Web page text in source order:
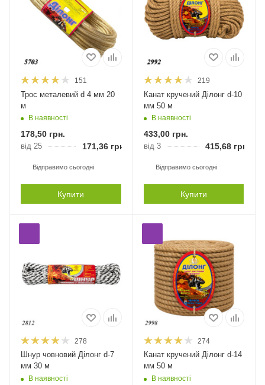
151
Трос металевий d 4 мм 20
м
В наявності
178,50 грн.
від 25 171,36 грн.
Відправимо сьогодні
Купити
219
Канат кручений Ділонг d-10
мм 50 м
В наявності
433,00грн.
від 3 415,68грн.
Відправимо сьогодні
Купити
278
Шнур човновий Ділонг d-7
мм 30 м
В наявності
274
Канат кручений Ділонг d-14
мм 50 м
В наявності